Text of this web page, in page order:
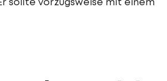
sollte vorzugsweise mit einem